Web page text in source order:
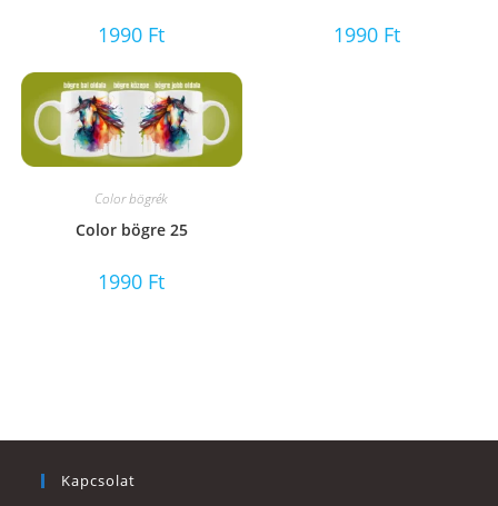
1990 Ft 1990 Ft
Color bögrék
Color bögre 25
1990 Ft
Kapcsolat